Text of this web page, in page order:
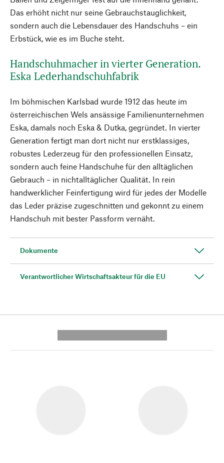
Das erhöht nicht nur seine Gebrauchstauglichkeit,
sondern auch die Lebensdauer des Handschuhs – ein
Erbstück, wie es im Buche steht.
Handschuhmacher in vierter Generation.
Eska Lederhandschuhfabrik
Im böhmischen Karlsbad wurde 1912 das heute im
österreichischen Wels ansässige Familienunternehmen
Eska, damals noch Eska & Dutka, gegründet. In vierter
Generation fertigt man dort nicht nur erstklassiges,
robustes Lederzeug für den professionellen Einsatz,
sondern auch feine Handschuhe für den alltäglichen
Gebrauch – in nichtalltäglicher Qualität. In rein
handwerklicher Feinfertigung wird für jedes der Modelle
das Leder präzise zugeschnitten und gekonnt zu einem
Handschuh mit bester Passform vernäht.
Dokumente
Verantwortlicher Wirtschaftsakteur für die EU